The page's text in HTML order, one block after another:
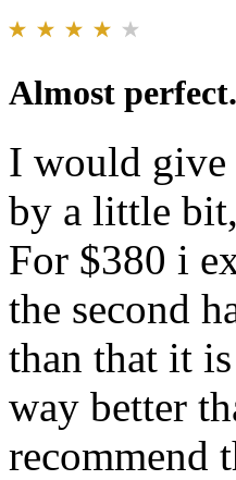
Almost
I would give
by a little
For $380 i
the second
than that it
way better
recommend